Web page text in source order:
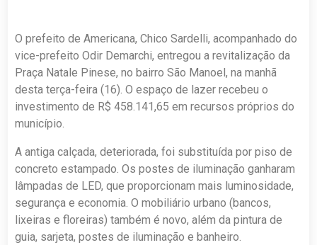
O prefeito de Americana, Chico Sardelli, acompanhado do
vice-prefeito Odir Demarchi, entregou a revitalização da
Praça Natale Pinese, no bairro São Manoel, na manhã
desta terça-feira (16). O espaço de lazer recebeu o
investimento de R$ 458.141,65 em recursos próprios do
município.
A antiga calçada, deteriorada, foi substituída por piso de
concreto estampado. Os postes de iluminação ganharam
lâmpadas de LED, que proporcionam mais luminosidade,
segurança e economia. O mobiliário urbano (bancos,
lixeiras e floreiras) também é novo, além da pintura de
guia, sarjeta, postes de iluminação e banheiro.